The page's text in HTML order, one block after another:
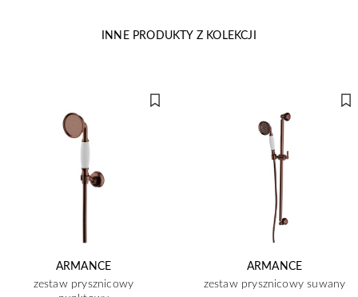
INNE PRODUKTY Z KOLEKCJI
ARMANCE
zestaw prysznicowy
ARMANCE
zestaw prysznicowy suwany